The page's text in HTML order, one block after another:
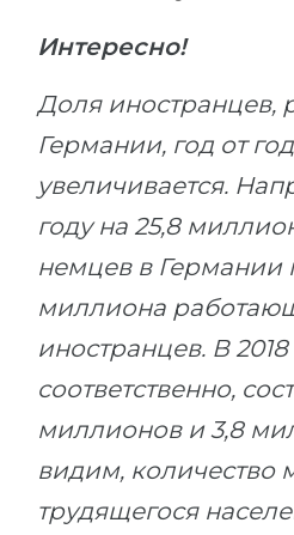
Интересно!
Доля иностранцев,
Германии, год от
увеличивается.
году на 25,8
немцев в Германии
миллиона
иностранцев. В
соответственно,
миллионов и 3,8
видим, количество
трудящегося